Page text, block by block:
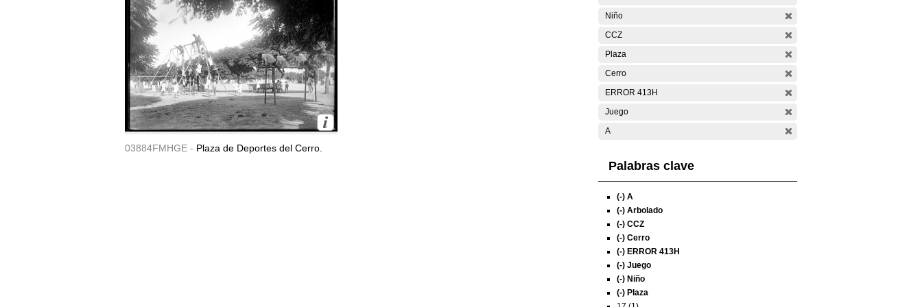
03884FMHGE - Plaza de Deportes del Cerro.
Niño
CCZ
Plaza
Cerro
ERROR 413H
Juego
A
Palabras clave
(-) A
(-) Arbolado
(-) CCZ
(-) Cerro
(-) ERROR 413H
(-) Juego
(-) Niño
(-) Plaza